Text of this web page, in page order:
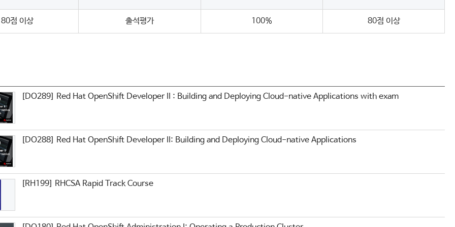
80점 이상 출석평가 100% 80점 이상
[DO289] Red Hat OpenShift Developer II : Building and Deploying Cloud-native Applications with exam
[DO288] Red Hat OpenShift Developer II: Building and Deploying Cloud-native Applications
[RH199] RHCSA Rapid Track Course